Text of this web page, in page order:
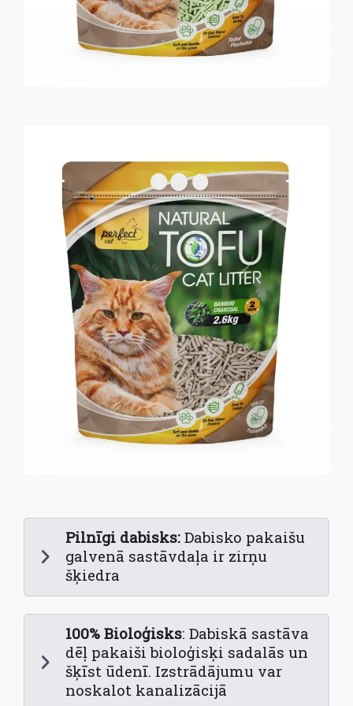
Pilnīgi dabisks: Dabisko pakaišu
galvenā sastāvdaļa ir zirņu
šķiedra
100% Bioloģisks: Dabiskā sastāva
dēļ pakaiši bioloģisķi sadalās un
šķīst ūdenī. Izstrādājumu var
noskalot kanalizācijā